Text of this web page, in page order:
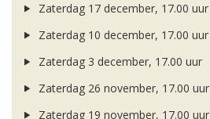
Zaterdag 17 december, 17.00 uur
Zaterdag 10 december, 17.00 uur
Zaterdag 3 december, 17.00 uur
Zaterdag 26 november, 17.00 uur
Zaterdag 19 november, 17.00 uur